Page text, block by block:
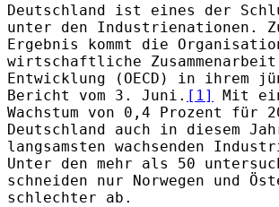
Deutschland ist eines der
unter den Industrienationen.
Ergebnis kommt die
wirtschaftliche Zusammenarbeit
Entwicklung (OECD) in ihrem
Bericht vom 3. Juni. [1]
Mit
Wachstum von 0,4 Prozent für
Deutschland auch in diesem
langsamsten wachsenden
Unter den mehr als 50
schneiden nur Norwegen und
schlechter ab.